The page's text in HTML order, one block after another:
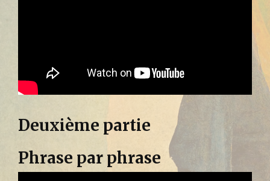
Deuxième partie
Phrase par phrase